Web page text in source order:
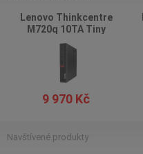
Lenovo Thinkcentre
M720q 10TA Tiny
9 970 Kč
Navštívené produkty